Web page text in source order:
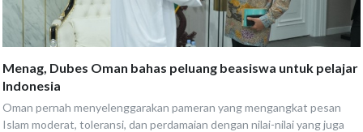
Menag, Dubes Oman bahas peluang beasiswa untuk pelajar
Indonesia
Oman pernah menyelenggarakan pameran yang mengangkat pesan
Islam moderat, toleransi, dan perdamaian dengan nilai-nilai yang juga